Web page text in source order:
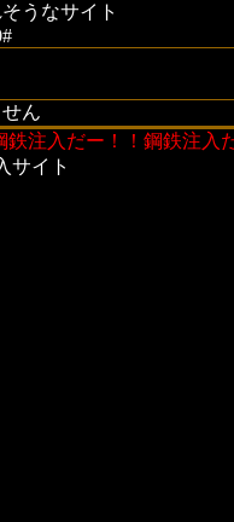
うなサイト
ん
鉄注入だー！！鋼鉄注入
サイト